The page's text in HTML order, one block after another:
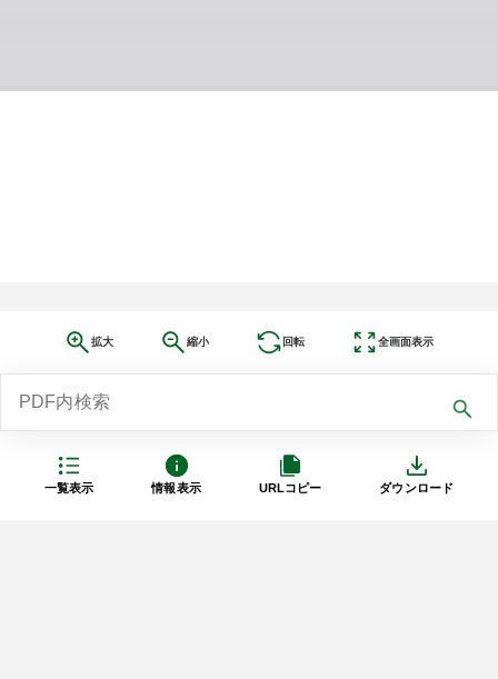
一覧表示 情報表示 URLコピー ダウンロード
拡大 縮小 回転 全画面表示